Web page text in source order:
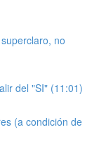
no
del "SI" (11:01)
(a condición de